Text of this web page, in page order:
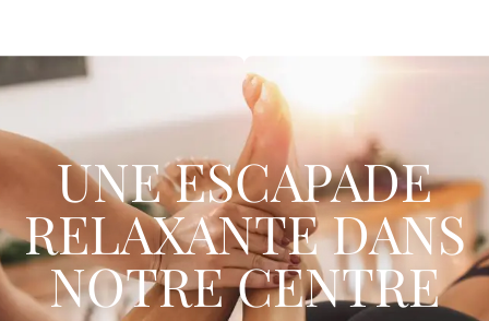
UNE ESCAPADE
RELAXANTE DANS
NOTRE CENTRE